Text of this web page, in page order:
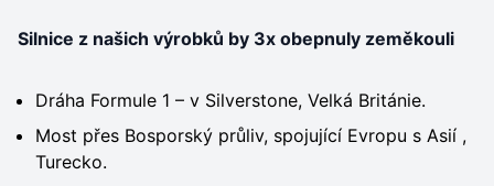
Silnice z našich výrobků by 3x obepnuly zeměkouli
Dráha Formule 1 – v Silverstone, Velká Británie.
Most přes Bosporský průliv, spojující Evropu s Asií ,
Turecko.